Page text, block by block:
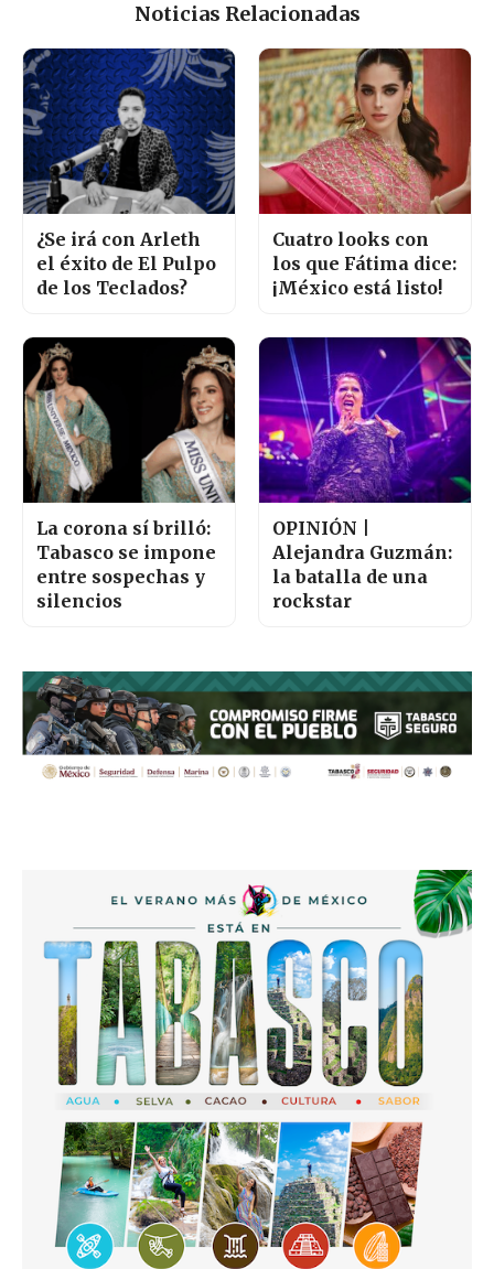
Noticias Relacionadas
¿Se irá con Arleth
el éxito de El Pulpo
de los Teclados?
Cuatro looks con
los que Fátima dice:
¡México está listo!
La corona sí brilló:
Tabasco se impone
entre sospechas y
silencios
OPINIÓN |
Alejandra Guzmán:
la batalla de una
rockstar